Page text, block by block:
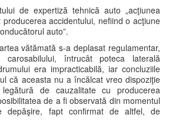
de expertiză tehnică auto „acţiunea
accidentului, nefiind o acţiune
auto”.
vătămată s-a deplasat regulamentar,
întrucât poteca laterală
era impracticabilă, iar concluziile
că aceasta nu a încălcat vreo dispoziţie
de cauzalitate cu producerea
de a fi observată din momentul
depăşire, fapt confirmat de altfel, de